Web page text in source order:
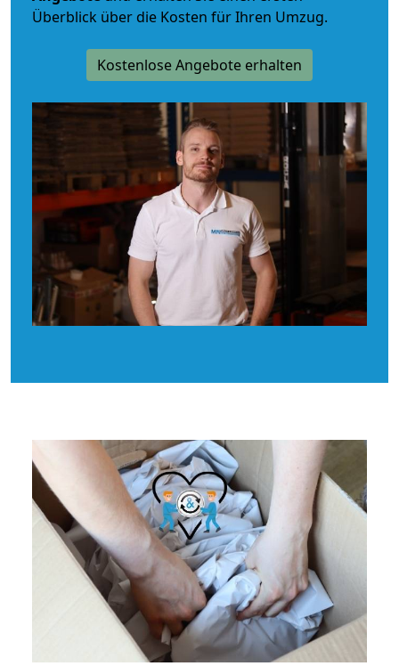
Überblick über die Kosten für Ihren Umzug.
Kostenlose Angebote erhalten